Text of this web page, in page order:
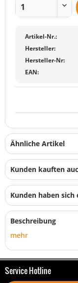
Artikel-Nr.:
Hersteller:
Hersteller-Nr:
EAN:
Ähnliche Artikel
Kunden kauften
Kunden haben sich
Beschreibung
mehr
Service Hotline